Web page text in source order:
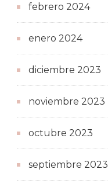
febrero 2024
enero 2024
diciembre 2023
noviembre 2023
octubre 2023
septiembre 2023